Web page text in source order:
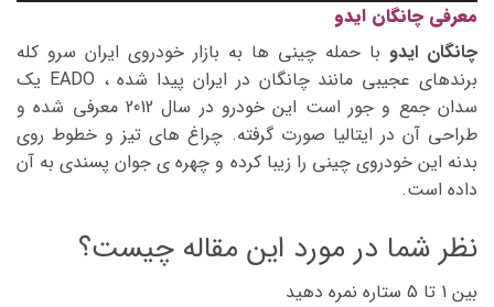
معرفی چانگان ایدو
چانگان ایدو با حمله چینی ها به بازار خودروی ایران سرو کله
برندهای عجیبی مانند چانگان در ایران پیدا شده ، EADO یک
سدان جمع و جور است این خودرو در سال 2012 معرفی شده و
طراحی آن در ایتالیا صورت گرفته. چراغ های تیز و خطوط روی
بدنه این خودروی چینی را زیبا کرده و چهره ی جوان پسندی به آن
داده است.
نظر شما در مورد این مقاله چیست؟
بین 1 تا 5 ستاره نمره دهید